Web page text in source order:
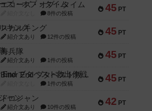
45 PT
エコーズ・オブ・タイム
8件の投稿
45 PT
スカルキング
紹介文あり 12件の投稿
45 PT
海兵隊
紹介文あり 1件の投稿
45 PT
Bitter End ブタペスト救出作戦
1件の投稿
42 PT
ドコジャン
紹介文あり 10件の投稿